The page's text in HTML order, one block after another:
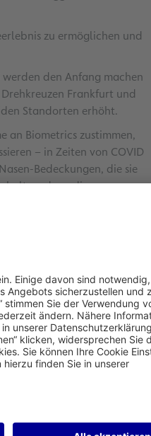
zu ermöglichen und
den Anfang machen
Frankfurt und
Standorten erhöht.
an Biometrics zustimmen,
– in Zeiten von COVID
Bedeckungen, die sie
denn die
Verwendung ihrer
müssen sie lediglich
vornehmen. Bei der
ihrem Ausweis zu
nutzen möchten.
mehrfach an den